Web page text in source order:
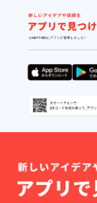
じている団
や和気あいあ
気を皆さんに
よう、一生懸
しくお願いし